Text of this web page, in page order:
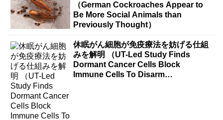
（German Cockroaches Appear to
Be More Social Animals than
Previously Thought）
休眠がん細胞が免疫療法を妨げる仕組
みを解明 （UT-Led Study Finds
Dormant Cancer Cells Block
Immune Cells To Disarm